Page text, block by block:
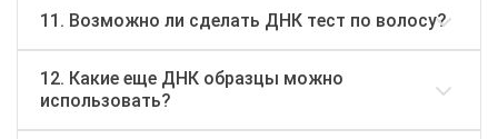
11. Возможно ли сделать ДНК тест по волосу?
12. Какие еще ДНК образцы можно
использовать?